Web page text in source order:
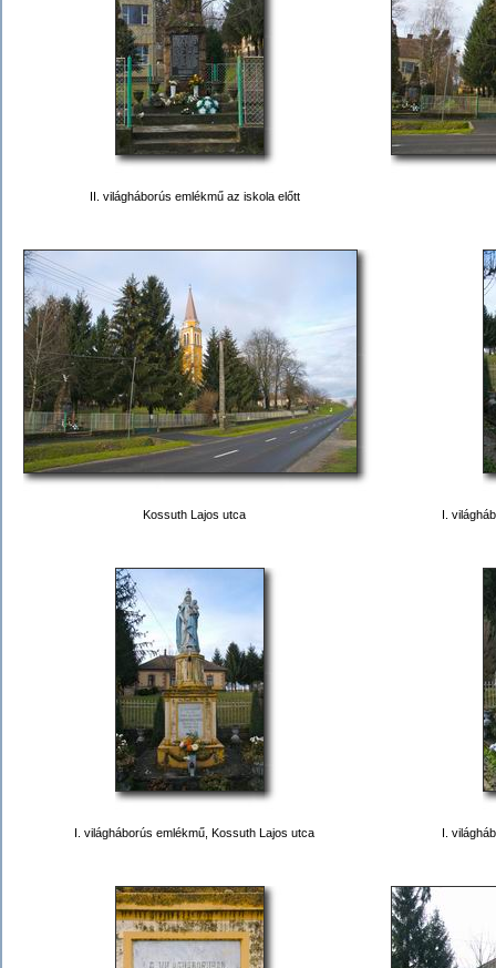
II. világháborús emlékmű az iskola előtt
Kossuth Lajos utca I.
I. világháborús emlékmű, Kossuth Lajos utca I.